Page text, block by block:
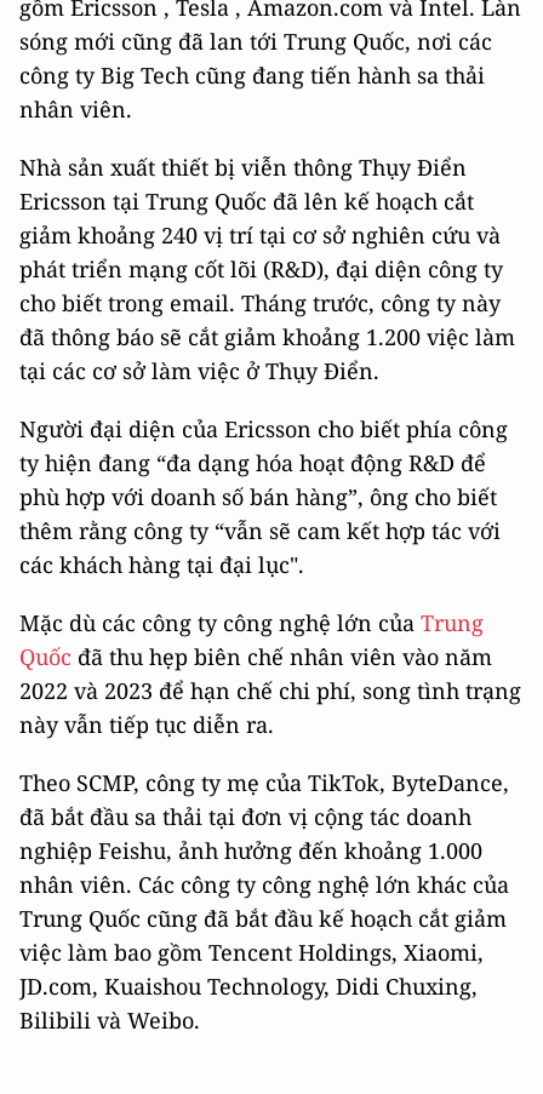
gồm Ericsson , Tesla , Amazon.com và Intel. Làn
sóng mới cũng đã lan tới Trung Quốc, nơi các
công ty Big Tech cũng đang tiến hành sa thải
nhân viên.
Nhà sản xuất thiết bị viễn thông Thụy Điển
Ericsson tại Trung Quốc đã lên kế hoạch cắt
giảm khoảng 240 vị trí tại cơ sở nghiên cứu và
phát triển mạng cốt lõi (R&D), đại diện công ty
cho biết trong email. Tháng trước, công ty này
đã thông báo sẽ cắt giảm khoảng 1.200 việc làm
tại các cơ sở làm việc ở Thụy Điển.
Người đại diện của Ericsson cho biết phía công
ty hiện đang “đa dạng hóa hoạt động R&D để
phù hợp với doanh số bán hàng”, ông cho biết
thêm rằng công ty “vẫn sẽ cam kết hợp tác với
các khách hàng tại đại lục".
Mặc dù các công ty công nghệ lớn của Trung
Quốc đã thu hẹp ​​biên chế nhân viên vào năm
2022 và 2023 để hạn chế chi phí, song tình trạng
này vẫn tiếp tục diễn ra.
Theo SCMP, công ty mẹ của TikTok, ByteDance,
đã bắt đầu sa thải tại đơn vị cộng tác doanh
nghiệp Feishu, ảnh hưởng đến khoảng 1.000
nhân viên. Các công ty công nghệ lớn khác của
Trung Quốc cũng đã bắt đầu kế hoạch cắt giảm
việc làm bao gồm Tencent Holdings, Xiaomi,
JD.com, Kuaishou Technology, Didi Chuxing,
Bilibili và Weibo.